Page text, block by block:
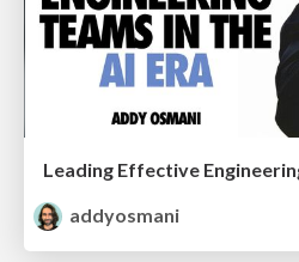
Leading Effective
addyosmani